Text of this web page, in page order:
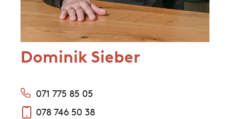
Dominik Sieber
071 775 85 05
078 746 50 38